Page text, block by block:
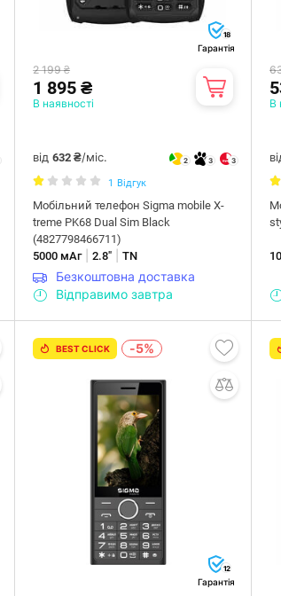
18
Гарантія
2 199 ₴
1 895 ₴
В наявності
від632 ₴/міс. 2 3 3
1 Відгук
Мобільний телефон Sigma mobile X-
treme PK68 Dual Sim Black
(4827798466711)
5000 мАг|2.8" |TN
Безкоштовна доставка
Відправимо завтра
В
BEST CLICK -5%
12
Гарантія